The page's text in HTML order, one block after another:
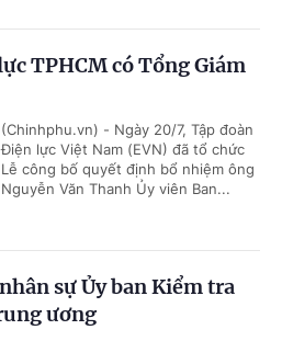
TPHCM có Tổng Giám
(Chinhphu.vn) - Ngày 20/7, Tập đoàn
Điện lực Việt Nam (EVN) đã tổ chức
Lễ công bố quyết định bổ nhiệm ông
Nguyễn Văn Thanh Ủy viên Ban...
sự Ủy ban Kiểm tra
ương